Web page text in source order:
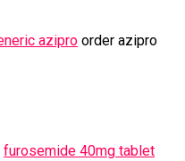
azipro order azipro
furosemide 40mg tablet